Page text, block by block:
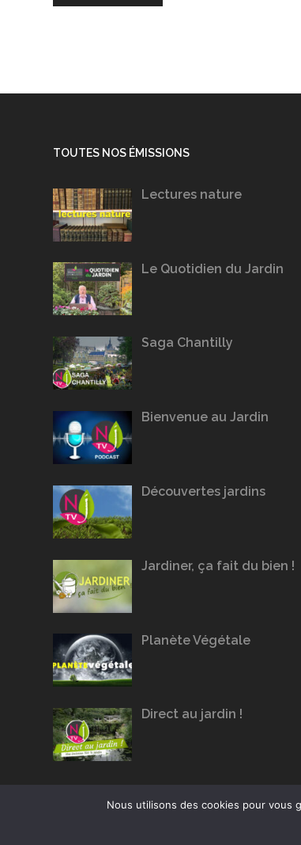
TOUTES NOS ÉMISSIONS
Lectures nature
Le Quotidien du Jardin
Saga Chantilly
Bienvenue au Jardin
Découvertes jardins
Jardiner, ça fait du bien !
Planète Végétale
Direct au jardin !
Nous utilisons des cookies pour vous